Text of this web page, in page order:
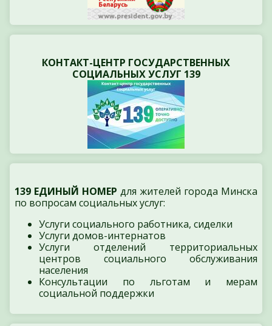
КОНТАКТ-ЦЕНТР ГОСУДАРСТВЕННЫХ
СОЦИАЛЬНЫХ УСЛУГ 139
139 ЕДИНЫЙ НОМЕР для жителей города Минска
по вопросам социальных услуг:
Услуги социального работника, сиделки
Услуги домов-интернатов
Услуги отделений территориальных
центров социального обслуживания
населения
Консультации по льготам и мерам
социальной поддержки